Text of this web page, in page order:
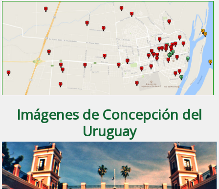
Imágenes de Concepción del
Uruguay